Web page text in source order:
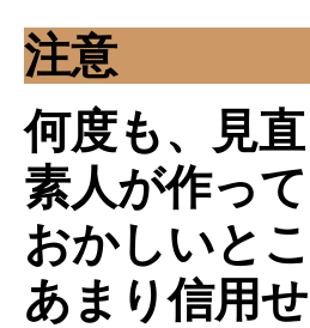
注意
何度も、見
素人が作っ
おかしいと
あまり信用せ